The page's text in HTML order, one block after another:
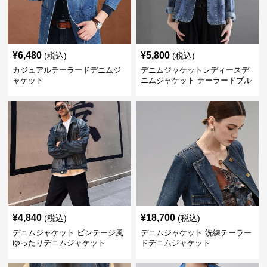
¥6,480 (税込)
カジュアルテーラードデニムジ
ャケット
¥5,800 (税込)
デニムジャケットレディースデ
ニムジャケット テーラードブル
¥4,840 (税込)
デニムジャケット ビンテージ風
ゆったりデニムジャケット
¥18,700 (税込)
デニムジャケット 洗練テーラー
ドデニムジャケット